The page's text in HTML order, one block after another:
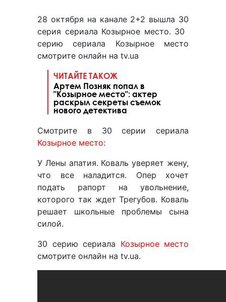
28 октября на канале 2+2 вышла 30
серия сериала Козырное место. 30 ​
серию сериала Козырное место
смотрите онлайн на tv.ua
ЧИТАЙТЕ ТАКОЖ
Артем Позняк попал в
"Козырное место": актер
раскрыл секреты съемок
нового детектива
Смотрите в 30 серии сериала
Козырное место:
У Лены апатия. Коваль уверяет жену,
что все наладится. Опер хочет
подать рапорт на увольнение,
которого так ждет Трегубов. Коваль
решает школьные проблемы сына
силой.
30 серию сериала Козырное место
смотрите онлайн на tv.ua.